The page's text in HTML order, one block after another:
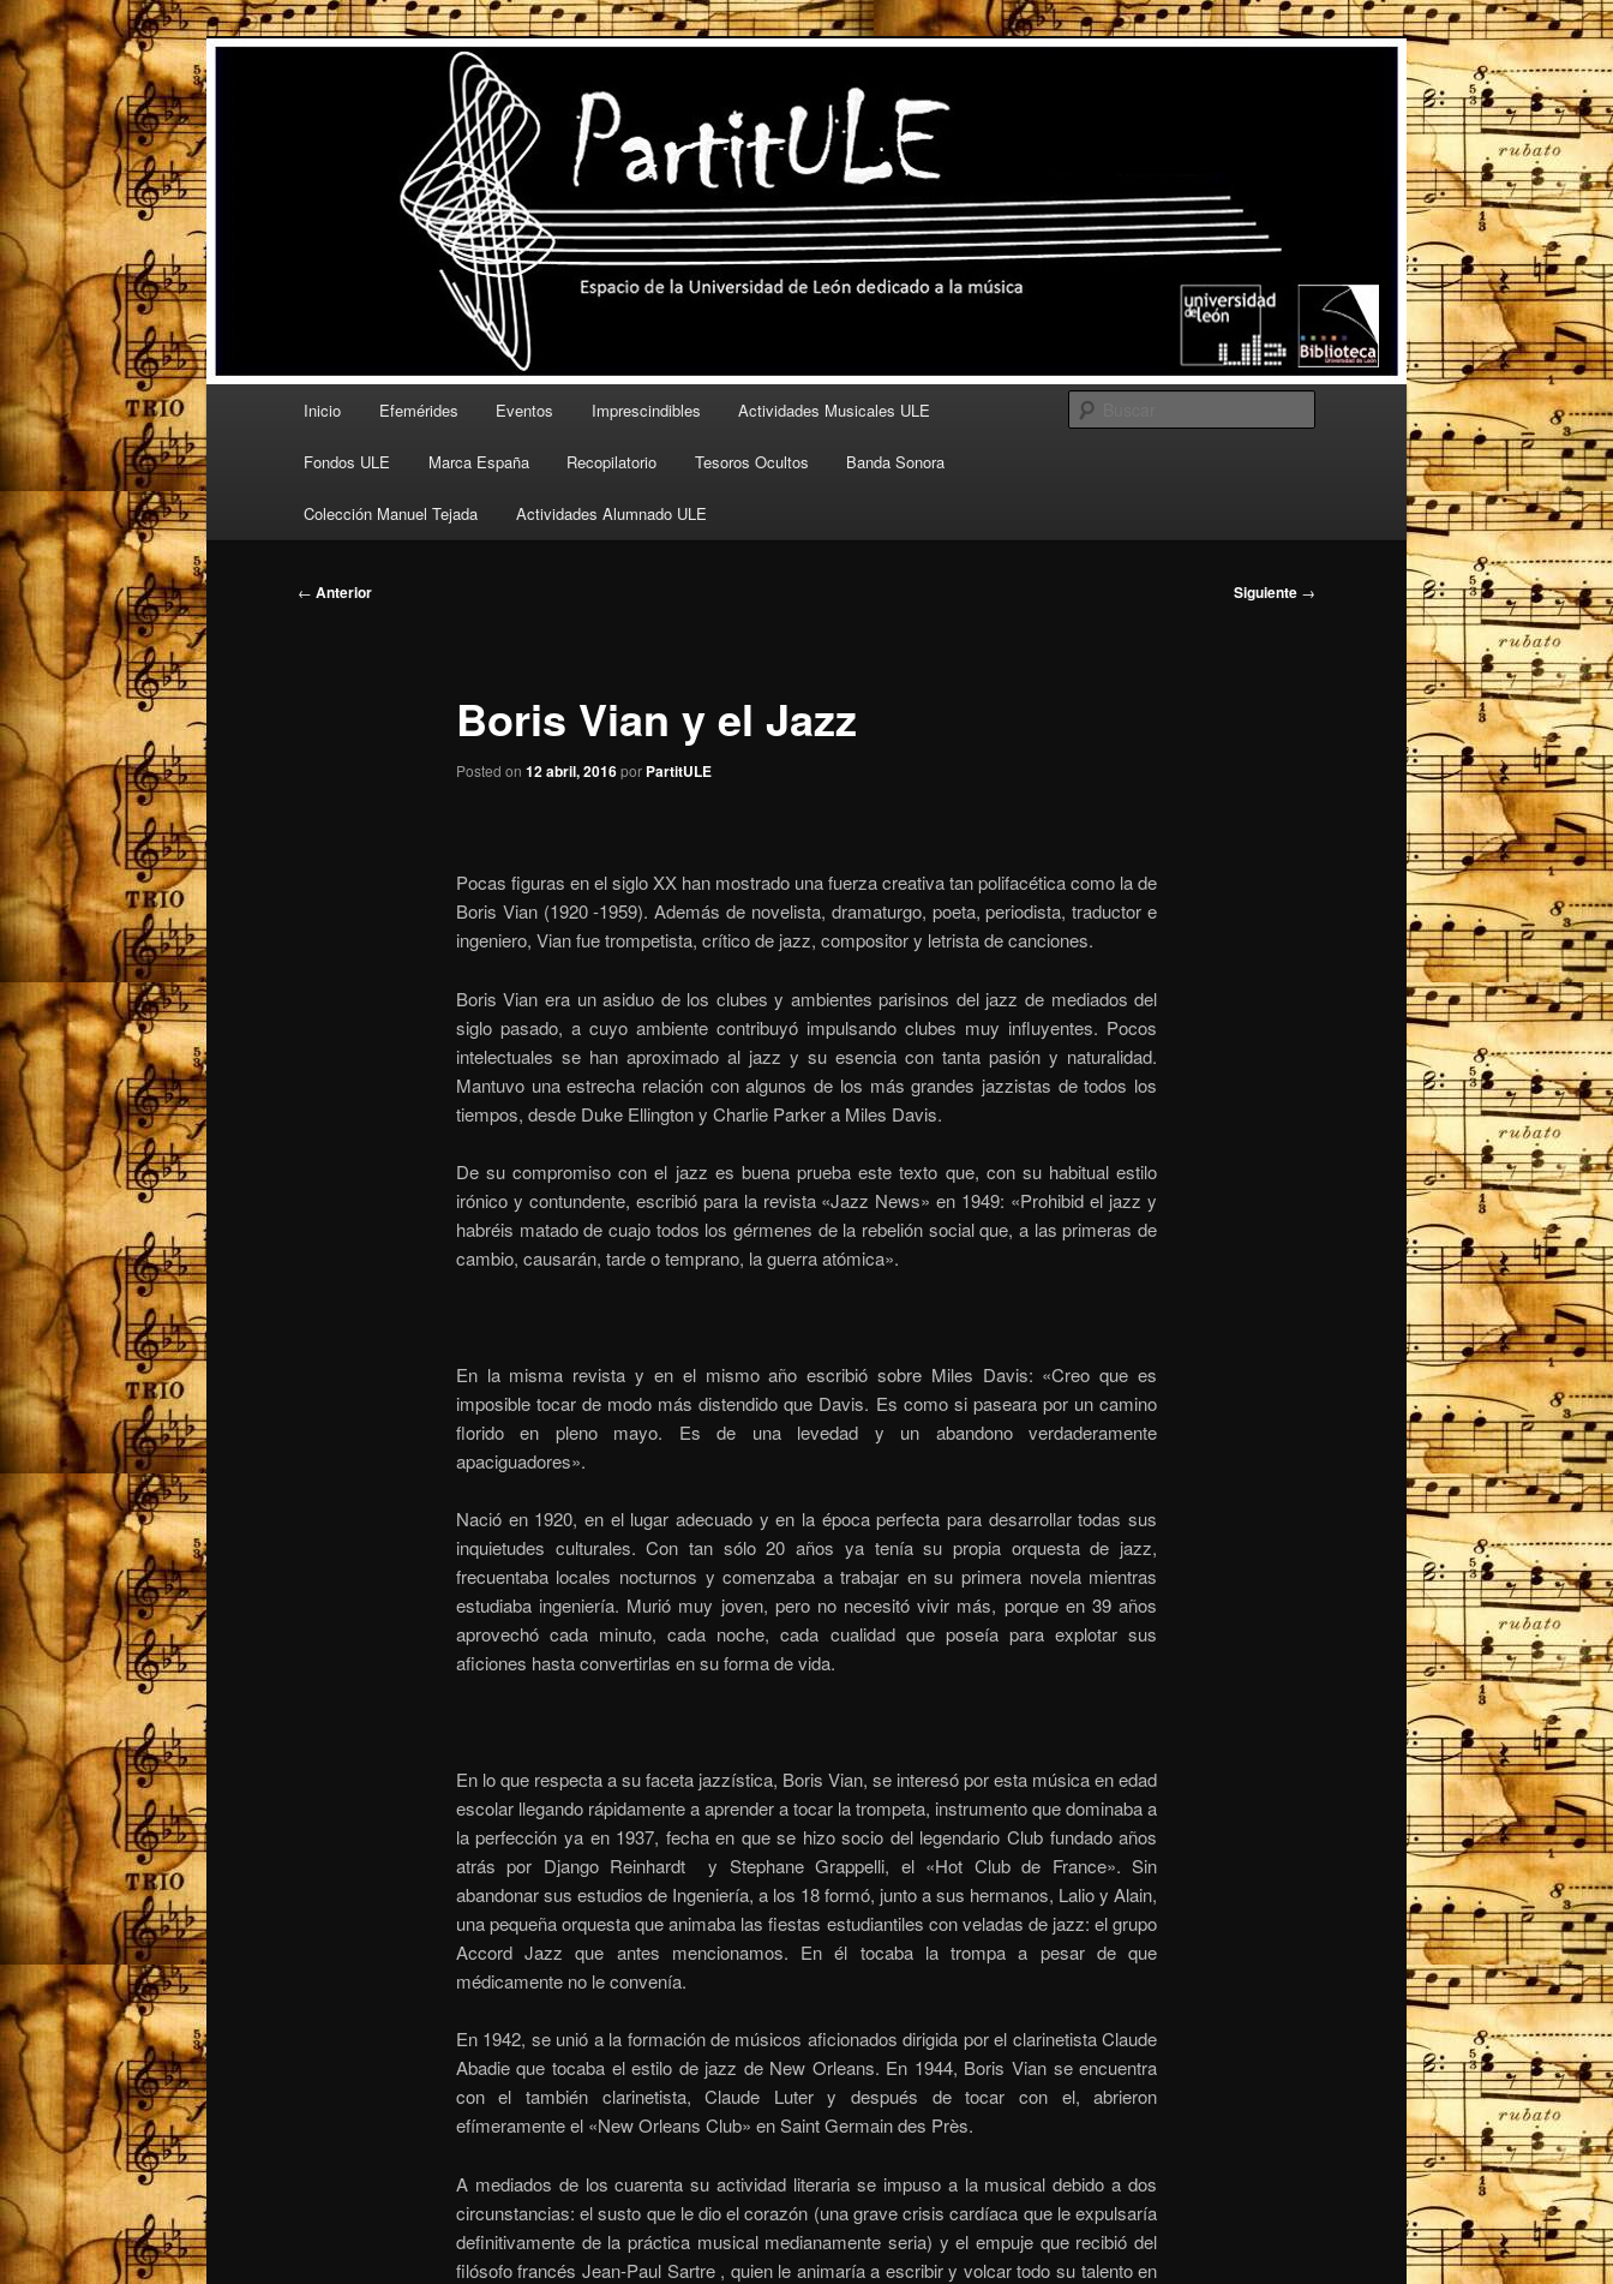
Ir
al
contenido
principal
PartitULE
Espacio de la Universidad de León dedicado a la música
Inicio Efemérides Eventos Imprescindibles Actividades Musicales ULE
Fondos ULE Marca España Recopilatorio Tesoros Ocultos Banda Sonora
Colección Manuel Tejada Actividades Alumnado ULE
Navegación
← Anterior Siguiente →
Boris Vian y el Jazz
Posted on 12 abril, 2016por PartitULE
Pocas figuras en el siglo XX han mostrado una fuerza creativa tan polifacética como la de
Boris Vian (1920 -1959). Además de novelista, dramaturgo, poeta, periodista, traductor e
ingeniero, Vian fue trompetista, crítico de jazz, compositor y letrista de canciones.
Boris Vian era un asiduo de los clubes y ambientes parisinos del jazz de mediados del
siglo pasado, a cuyo ambiente contribuyó impulsando clubes muy influyentes. Pocos
intelectuales se han aproximado al jazz y su esencia con tanta pasión y naturalidad.
Mantuvo una estrecha relación con algunos de los más grandes jazzistas de todos los
tiempos, desde Duke Ellington y Charlie Parker a Miles Davis.
De su compromiso con el jazz es buena prueba este texto que, con su habitual estilo
irónico y contundente, escribió para la revista «Jazz News» en 1949: «Prohibid el jazz y
habréis matado de cuajo todos los gérmenes de la rebelión social que, a las primeras de
cambio, causarán, tarde o temprano, la guerra atómica».
En la misma revista y en el mismo año escribió sobre Miles Davis: «Creo que es
imposible tocar de modo más distendido que Davis. Es como si paseara por un camino
florido en pleno mayo. Es de una levedad y un abandono verdaderamente
apaciguadores».
Nació en 1920, en el lugar adecuado y en la época perfecta para desarrollar todas sus
inquietudes culturales. Con tan sólo 20 años ya tenía su propia orquesta de jazz,
frecuentaba locales nocturnos y comenzaba a trabajar en su primera novela mientras
estudiaba ingeniería. Murió muy joven, pero no necesitó vivir más, porque en 39 años
aprovechó cada minuto, cada noche, cada cualidad que poseía para explotar sus
aficiones hasta convertirlas en su forma de vida.
En lo que respecta a su faceta jazzística, Boris Vian, se interesó por esta música en edad
escolar llegando rápidamente a aprender a tocar la trompeta, instrumento que dominaba a
la perfección ya en 1937, fecha en que se hizo socio del legendario Club fundado años
atrás por Django Reinhardt y Stephane Grappelli, el «Hot Club de France». Sin
abandonar sus estudios de Ingeniería, a los 18 formó, junto a sus hermanos, Lalio y Alain,
una pequeña orquesta que animaba las fiestas estudiantiles con veladas de jazz: el grupo
Accord Jazz que antes mencionamos. En él tocaba la trompa a pesar de que
médicamente no le convenía.
En 1942, se unió a la formación de músicos aficionados dirigida por el clarinetista Claude
Abadie que tocaba el estilo de jazz de New Orleans. En 1944, Boris Vian se encuentra
con el también clarinetista, Claude Luter y después de tocar con el, abrieron
efímeramente el «New Orleans Club» en Saint Germain des Près.
A mediados de los cuarenta su actividad literaria se impuso a la musical debido a dos
circunstancias: el susto que le dio el corazón (una grave crisis cardíaca que le expulsaría
definitivamente de la práctica musical medianamente seria) y el empuje que recibió del
filósofo francés Jean-Paul Sartre , quien le animaría a escribir y volcar todo su talento en